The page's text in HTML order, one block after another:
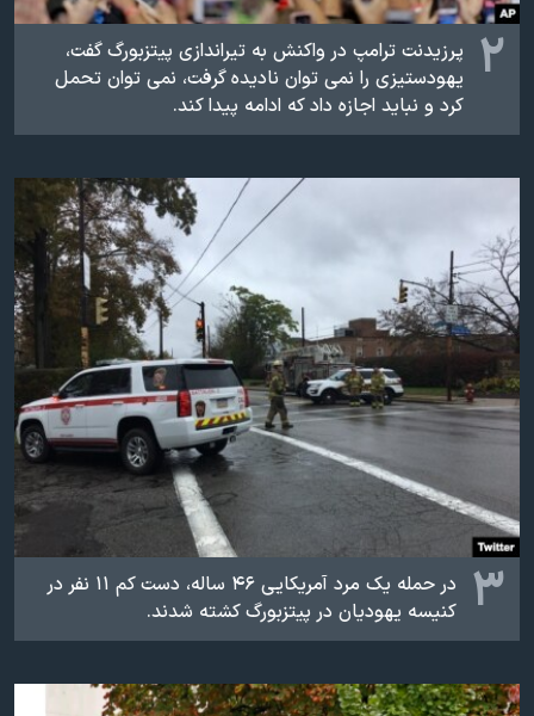
۲
پرزیدنت ترامپ در واکنش به تیراندازی پیتزبورگ گفت،
یهودستیزی را نمی توان نادیده گرفت، نمی توان تحمل
کرد و نباید اجازه داد که ادامه پیدا کند.
۳
در حمله یک مرد آمریکایی ۴۶ ساله، دست کم ۱۱ نفر در
کنیسه یهودیان در پیتزبورگ کشته شدند.